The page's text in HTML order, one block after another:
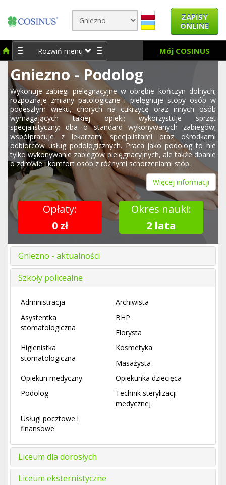
ZAPISY
ONLINE
Rozwiń menu Mój COSINUS
Gniezno - Podolog
Wykonuje zabiegi pielęgnacyjne w obrębie kończyn dolnych;
rozpoznaje zmiany patologiczne i pielęgnuje stopy osób w
podeszłym wieku, chorych na cukrzycę oraz innych osób
wymagających takiej opieki; wykorzystuje sprzęt
specjalistyczny; dba o standard wykonywanych zabiegów;
współpracuje z lekarzami specjalistami oraz ośrodkami
odbiorców usług podologicznych. Praca jako podolog to nie
tylko wykonywanie zabiegów pielęgnacyjnych, ale także dbanie
o zdrowie i komfort osób z różnymi schorzeniami stóp.
Więcej informacji
Opłaty:
0 zł
Okres nauki:
2 lata
Gniezno - aktualności
Szkoły policealne
Administracja
Archiwista
Asystentka
stomatologiczna
BHP
Florysta
Higienistka
stomatologiczna
Kosmetyka
Masażysta
Opiekun medyczny
Opiekunka dziecięca
Podolog
Technik sterylizacji
medycznej
Usługi pocztowe i
finansowe
Liceum dla dorosłych
Liceum eksternistyczne